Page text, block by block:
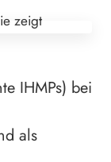
IHMPs) bei
als